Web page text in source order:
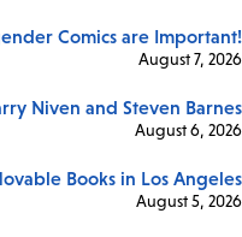
Comics are Important!
August 7, 2026
Niven and Steven Barnes
August 6, 2026
Books in Los Angeles
August 5, 2026